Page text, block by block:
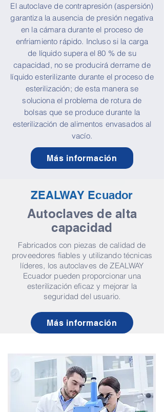
El autoclave de contrapresión (aspersión)
garantiza la ausencia de presión negativa
en la cámara durante el proceso de
enfriamiento rápido. Incluso si la carga
de líquido supera el 80 % de su
capacidad, no se producirá derrame de
líquido esterilizante durante el proceso de
esterilización; de esta manera se
soluciona el problema de rotura de
bolsas que se produce durante la
esterilización de alimentos envasados ​​al
vacío.
Más información
ZEALWAY Ecuador
Autoclaves de alta
capacidad
Fabricados con piezas de calidad de
proveedores fiables y utilizando técnicas
líderes, los autoclaves de ZEALWAY
Ecuador pueden proporcionar una
esterilización eficaz y mejorar la
seguridad del usuario.
Más información